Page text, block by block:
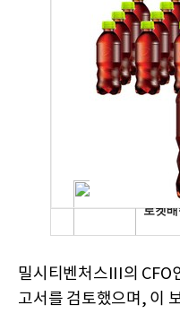
밀시티벤처스III의 CFO
고서를 검토했으며, 이